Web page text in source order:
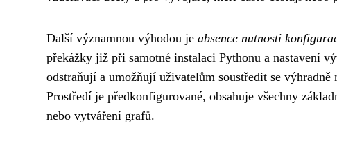
Další významnou výhodou je absence nutnosti
překážky již při samotné instalaci Pythonu a nastavení
odstraňují a umožňují uživatelům soustředit se
Prostředí je předkonfigurované, obsahuje všechny
nebo vytváření grafů.